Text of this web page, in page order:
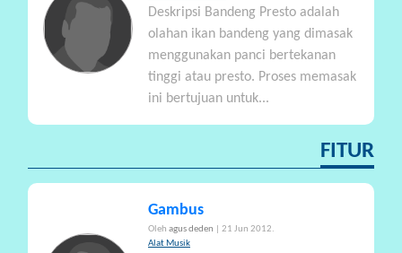
Deskripsi Bandeng Presto adalah
olahan ikan bandeng yang dimasak
menggunakan panci bertekanan
tinggi atau presto. Proses memasak
ini bertujuan untuk...
FITUR
Gambus
Oleh agus deden
| 21 Jun 2012.
Alat Musik